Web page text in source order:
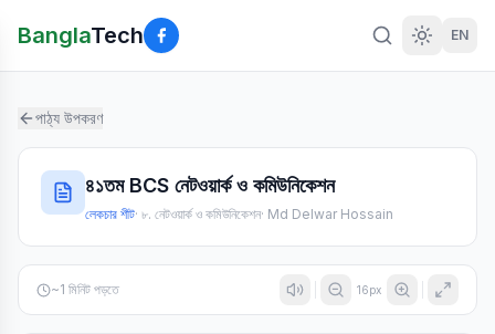
BanglaTech EN
পাঠ্য উপকরণ
৪১তম BCS নেটওয়ার্ক ও কমিউনিকেশন
লেকচার শীট· ৮. নেটওয়ার্ক ও কমিউনিকেশন· Md Delwar Hossain
~1 মিনিট পড়তে 16px